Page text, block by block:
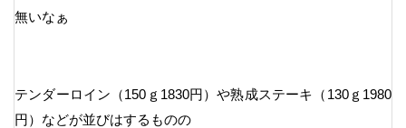
無いなぁ
テンダーロイン（150ｇ1830円）や熟成ステーキ（130ｇ1980
円）などが並びはするものの